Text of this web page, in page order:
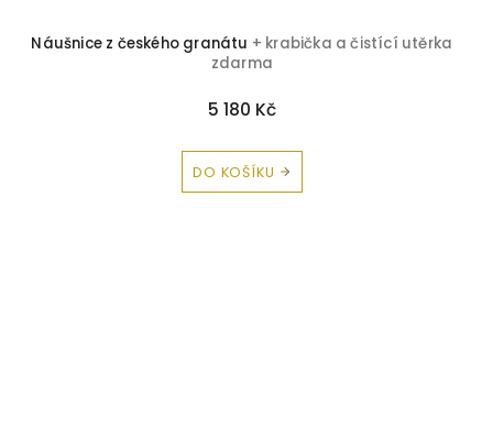
Náušnice z českého granátu + krabička a čistící utěrka
zdarma
5 180 Kč
DO KOŠÍKU